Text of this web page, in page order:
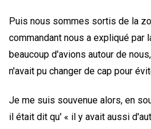
Puis nous sommes sortis de la
commandant nous a expliqué par
beaucoup d'avions autour de
n'avait pu changer de cap pour
Je me suis souvenue alors, en
il était dit qu' « il y avait aussi